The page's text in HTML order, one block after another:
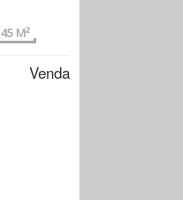
45 M²
Venda